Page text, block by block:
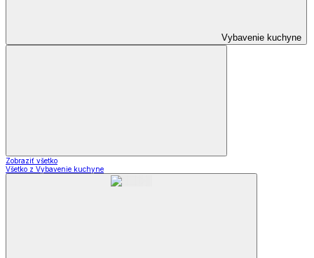
Vybavenie kuchyne
Zobraziť všetko
Všetko z Vybavenie kuchyne